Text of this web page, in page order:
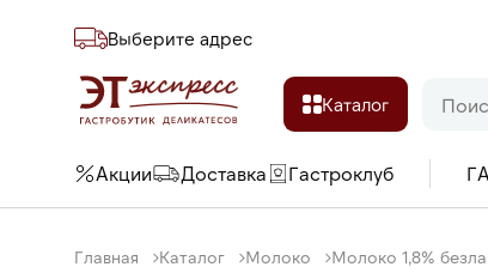
Выберите адреc
Каталог
Акции Доставка Гастроклуб
Главная Каталог Молоко Молоко 1,8%